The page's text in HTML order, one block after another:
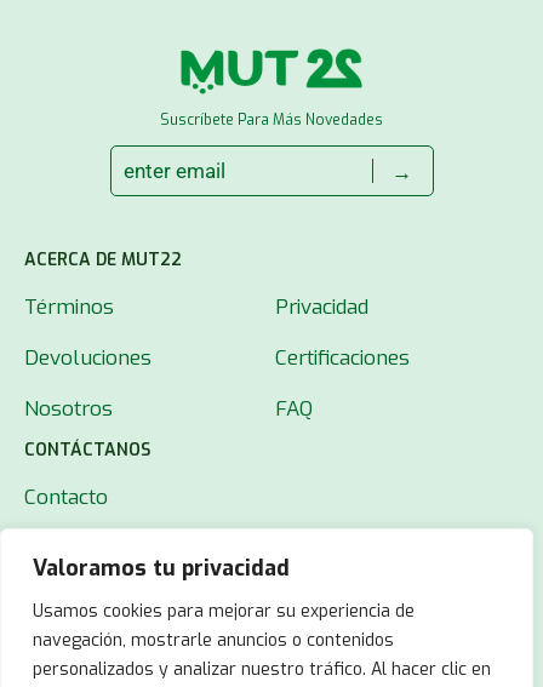
Valoramos tu privacidad
Usamos cookies para mejorar su experiencia de
navegación, mostrarle anuncios o contenidos
personalizados y analizar nuestro tráfico. Al hacer clic en
Suscríbete Para Más Novedades
→
ACERCA DE MUT22
Términos
Privacidad
Devoluciones
Certificaciones
Nosotros
FAQ
CONTÁCTANOS
Contacto